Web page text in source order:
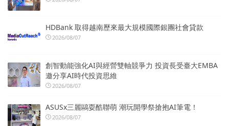
HDBank 取得越南歷來最大規模國際銀團社會貸款
2026/08/07
創智動能強化AI與經營雙軸競爭力 投資長受臺大EMBA
邀分享AI時代投資思維
2026/08/07
ASUSx三麗鷗耍酷聯萌 潮玩開學祭搶抱AI筆電！
2026/08/07